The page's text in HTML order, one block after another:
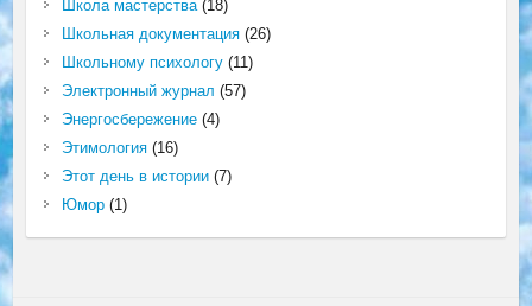
Школа мастерства(18)
Школьная документация(26)
Школьному психологу(11)
Электронный журнал (57)
Энергосбережение(4)
Этимология(16)
Этот день в истории(7)
Юмор(1)